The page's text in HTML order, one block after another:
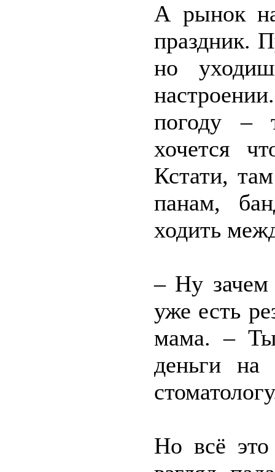
А рынок
праздник.
но
погоду –
хочется
Кстати,
панам,
ходить
– Ну зачем
уже есть
мама. –
деньги
Но всё